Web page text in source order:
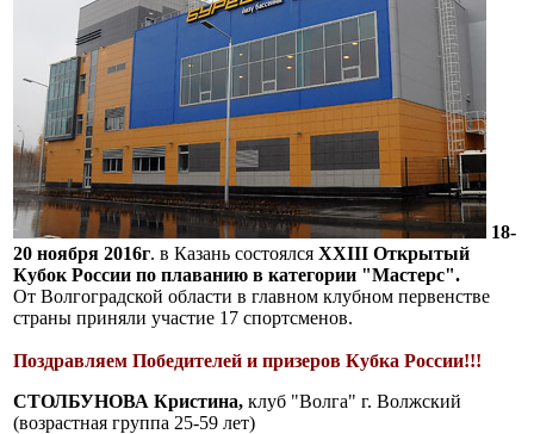
18-
20 ноября 2016г. в Казань состоялся XXIII Открытый
Кубок России по плаванию в категории "Мастерс".
От Волгоградской области в главном клубном первенстве
страны приняли участие 17 спортсменов.
Поздравляем Победителей и призеров Кубка России!!!
СТОЛБУНОВА Кристина, клуб "Волга" г. Волжский
(возрастная группа 25-59 лет)